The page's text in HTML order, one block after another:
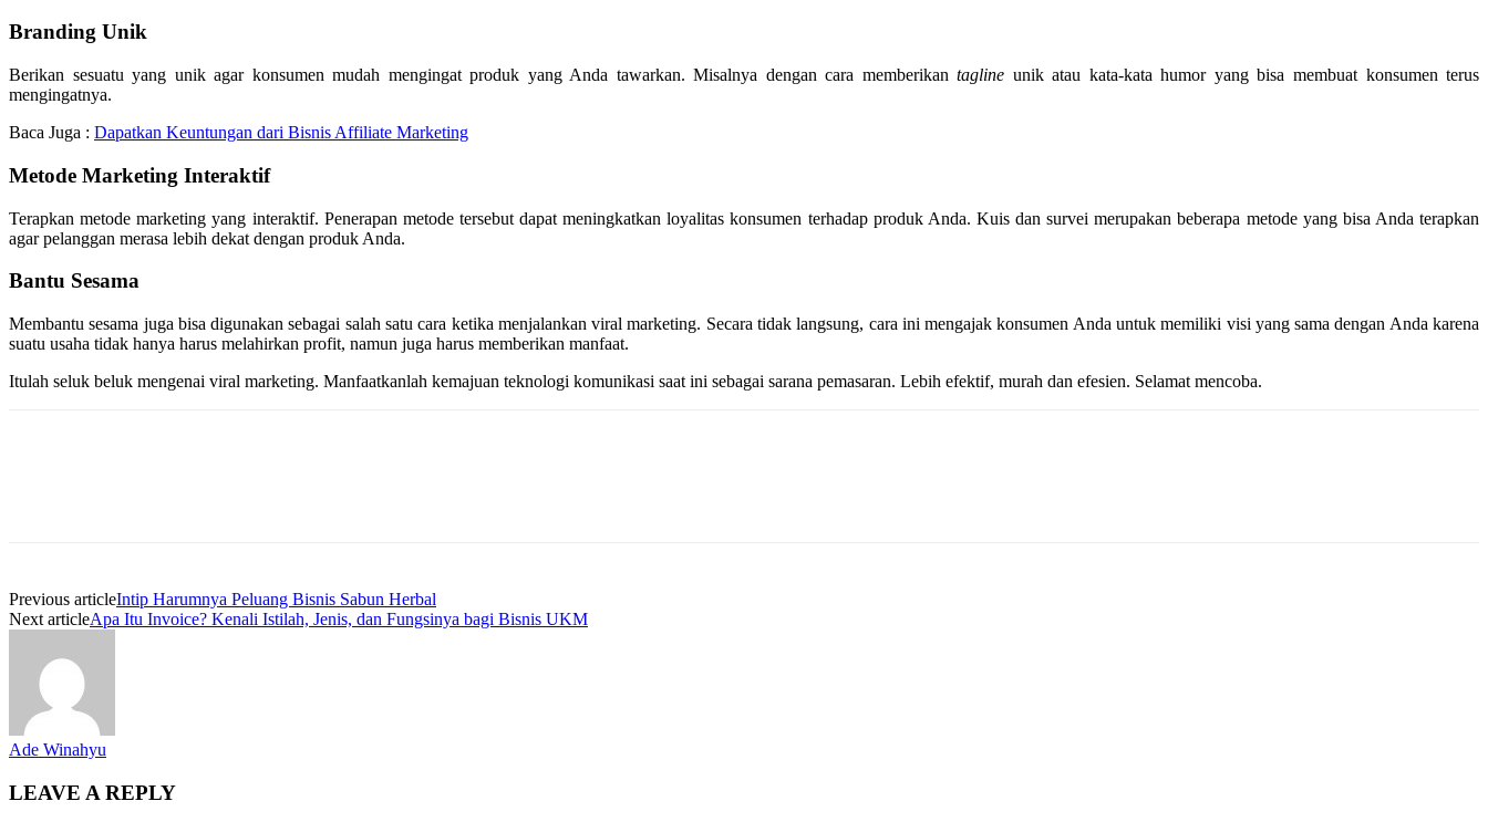
Branding Unik
Berikan sesuatu yang unik agar konsumen mudah mengingat produk yang Anda tawarkan. Misalnya dengan cara memberikan tagline unik atau kata-kata humor yang bisa membuat konsumen terus
mengingatnya.
Baca Juga : Dapatkan Keuntungan dari Bisnis Affiliate Marketing
Metode Marketing Interaktif
Terapkan metode marketing yang interaktif. Penerapan metode tersebut dapat meningkatkan loyalitas konsumen terhadap produk Anda. Kuis dan survei merupakan beberapa metode yang bisa Anda terapkan
agar pelanggan merasa lebih dekat dengan produk Anda.
Bantu Sesama
Membantu sesama juga bisa digunakan sebagai salah satu cara ketika menjalankan viral marketing. Secara tidak langsung, cara ini mengajak konsumen Anda untuk memiliki visi yang sama dengan Anda karena
suatu usaha tidak hanya harus melahirkan profit, namun juga harus memberikan manfaat.
Itulah seluk beluk mengenai viral marketing. Manfaatkanlah kemajuan teknologi komunikasi saat ini sebagai sarana pemasaran. Lebih efektif, murah dan efesien. Selamat mencoba.
Previous articleIntip Harumnya Peluang Bisnis Sabun Herbal
Next articleApa Itu Invoice? Kenali Istilah, Jenis, dan Fungsinya bagi Bisnis UKM
Ade Winahyu
LEAVE A REPLY